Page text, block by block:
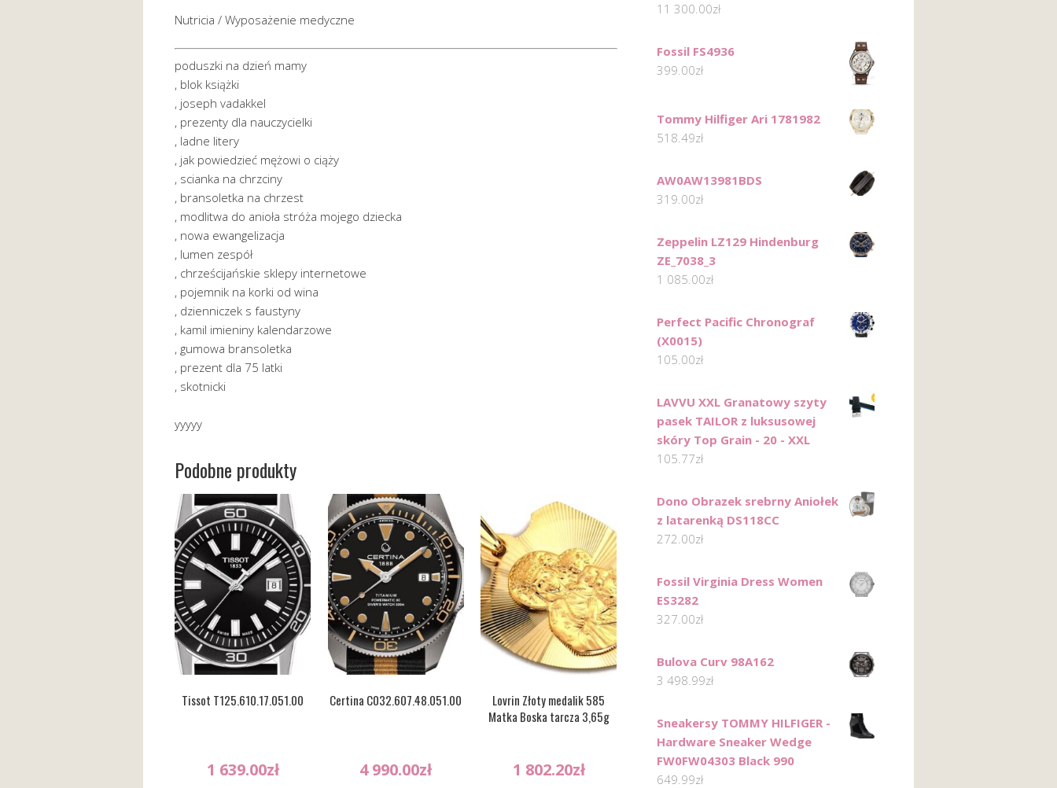
Nutricia / Wyposażenie medyczne
poduszki na dzień mamy
, blok książki
, joseph vadakkel
, prezenty dla nauczycielki
, ladne litery
, jak powiedzieć mężowi o ciąży
, scianka na chrzciny
, bransoletka na chrzest
, modlitwa do anioła stróża mojego dziecka
, nowa ewangelizacja
, lumen zespół
, chrześcijańskie sklepy internetowe
, pojemnik na korki od wina
, dzienniczek s faustyny
, kamil imieniny kalendarzowe
, gumowa bransoletka
, prezent dla 75 latki
, skotnicki
yyyyy
Podobne produkty
Tissot T125.610.17.051.00
1 639.00zł
Certina C032.607.48.051.00
4 990.00zł
Lovrin Złoty medalik 585
Matka Boska tarcza 3,65g
1 802.20zł
11 300.00zł
Fossil FS4936
399.00zł
Tommy Hilfiger Ari 1781982
518.49zł
AW0AW13981BDS
319.00zł
Zeppelin LZ129 Hindenburg
ZE_7038_3
1 085.00zł
Perfect Pacific Chronograf
(X0015)
105.00zł
LAVVU XXL Granatowy szyty
pasek TAILOR z luksusowej
skóry Top Grain - 20 - XXL
105.77zł
Dono Obrazek srebrny Aniołek
z latarenką DS118CC
272.00zł
Fossil Virginia Dress Women
ES3282
327.00zł
Bulova Curv 98A162
3 498.99zł
Sneakersy TOMMY HILFIGER -
Hardware Sneaker Wedge
FW0FW04303 Black 990
649.99zł